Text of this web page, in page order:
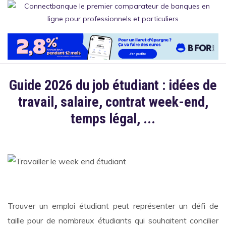
Aller
contenu
principal
Guide 2026 du job étudiant : idées de
travail, salaire, contrat week-end,
temps légal, ...
Trouver un emploi étudiant peut représenter un défi de
taille pour de nombreux étudiants qui souhaitent concilier